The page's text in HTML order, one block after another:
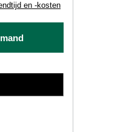
en -kosten